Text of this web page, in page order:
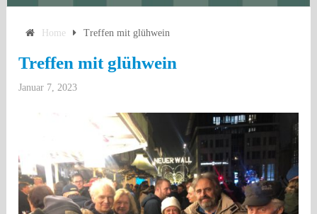
Home Treffen mit glühwein
Treffen mit glühwein
Januar 7, 2023